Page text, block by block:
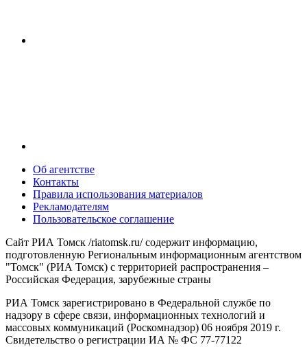
Об агентстве
Контакты
Правила использования материалов
Рекламодателям
Пользовательское соглашение
Сайт РИА Томск /riatomsk.ru/ содержит информацию,
подготовленную Региональным информационным агентством
"Томск" (РИА Томск) с территорией распространения –
Российская Федерация, зарубежные страны
РИА Томск зарегистрировано в Федеральной службе по
надзору в сфере связи, информационных технологий и
массовых коммуникаций (Роскомнадзор) 06 ноября 2019 г.
Свидетельство о регистрации ИА № ФС 77-77122